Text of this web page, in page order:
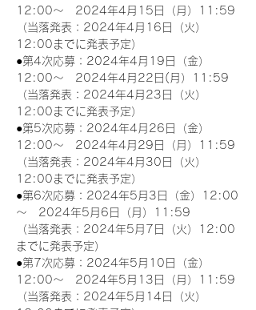
12:00～　2024年4月15日（月）11:59
（当落発表：2024年4月16日（火）
12:00までに発表予定）
●第4次応募：2024年4月19日（金）
12:00～　2024年4月22日(月）11:59
（当落発表：2024年4月23日（火）
12:00までに発表予定）
●第5次応募：2024年4月26日（金）
12:00～　2024年4月29日（月）11:59
（当落発表：2024年4月30日（火）
12:00までに発表予定）
●第6次応募：2024年5月3日（金）12:00
～　2024年5月6日（月）11:59
（当落発表：2024年5月7日（火）12:00
までに発表予定）
●第7次応募：2024年5月10日（金）
12:00～　2024年5月13日（月）11:59
（当落発表：2024年5月14日（火）